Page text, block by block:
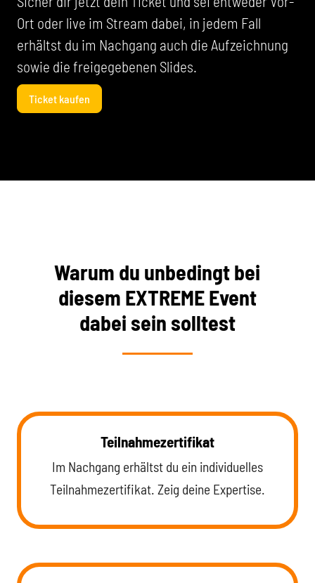
Ort oder live im Stream dabei, in jedem Fall
erhältst du im Nachgang auch die Aufzeichnung
sowie die freigegebenen Slides.
Ticket kaufen
Warum du unbedingt bei
diesem EXTREME Event
dabei sein solltest
Teilnahmezertifikat
Im Nachgang erhältst du ein individuelles
Teilnahmezertifikat. Zeig deine Expertise.